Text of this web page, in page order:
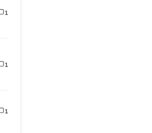
1
1
1